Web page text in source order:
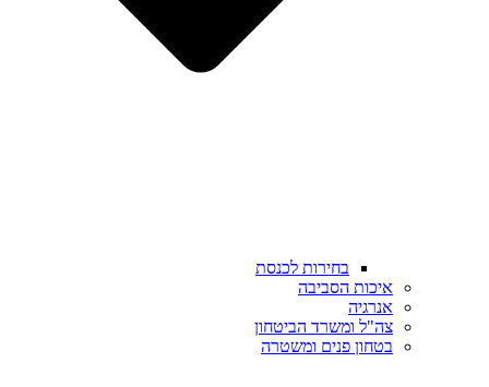
בחירות לכנסת
איכות הסביבה
אנרגיה
צה"ל ומשרד הביטחון
בטחון פנים ומשטרה